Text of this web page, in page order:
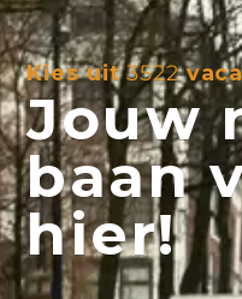
Kies uit3522
Jouw
baan
hier!